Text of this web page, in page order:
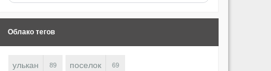
Облако тегов
улькан 89 поселок 69